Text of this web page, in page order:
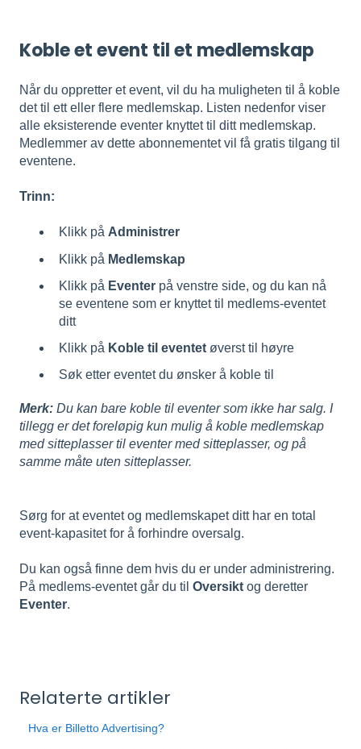
Koble et event til et medlemskap
Når du oppretter et event, vil du ha muligheten til å koble
det til ett eller flere medlemskap. Listen nedenfor viser
alle eksisterende eventer knyttet til ditt medlemskap.
Medlemmer av dette abonnementet vil få gratis tilgang til
eventene.
Trinn:
Klikk på Administrer
Klikk på Medlemskap
Klikk på Eventer på venstre side, og du kan nå
se eventene som er knyttet til medlems-eventet
ditt
Klikk på Koble til eventet øverst til høyre
Søk etter eventet du ønsker å koble til
Merk: Du kan bare koble til eventer som ikke har salg. I
tillegg er det foreløpig kun mulig å koble medlemskap
med sitteplasser til eventer med sitteplasser, og på
samme måte uten sitteplasser.
Sørg for at eventet og medlemskapet ditt har en total
event-kapasitet for å forhindre oversalg.
Du kan også finne dem hvis du er under administrering.
På medlems-eventet går du til Oversikt og deretter
Eventer.
Relaterte artikler
Hva er Billetto Advertising?